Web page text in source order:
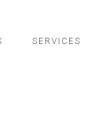
SERVICES